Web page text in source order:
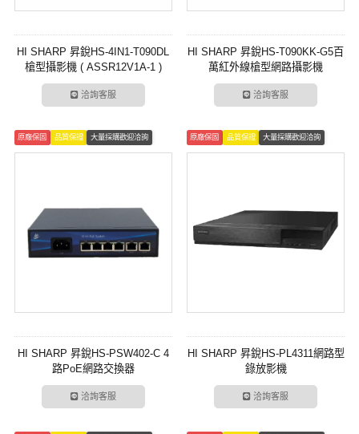
HI SHARP 昇銳HS-4IN1-T090DL
槍型攝影機 ( ASSR12V1A-1 )
洽詢客服
HI SHARP 昇銳HS-T090KK-G5百
萬紅外線槍型網路攝影機
洽詢客服
原廠保固 品質保證 大量採購歡迎洽詢
HI SHARP 昇銳HS-PSW402-C 4
路PoE網路交換器
洽詢客服
原廠保固 品質保證 大量採購歡迎洽詢
HI SHARP 昇銳HS-PL4311網路型
錄放影機
洽詢客服